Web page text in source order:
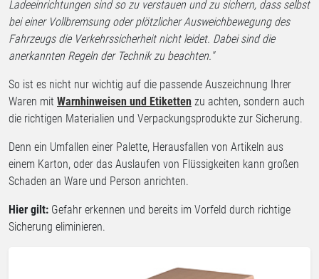
Ladeeinrichtungen sind so zu verstauen und zu sichern, dass selbst
bei einer Vollbremsung oder plötzlicher Ausweichbewegung des
Fahrzeugs die Verkehrssicherheit nicht leidet. Dabei sind die
anerkannten Regeln der Technik zu beachten."
So ist es nicht nur wichtig auf die passende Auszeichnung Ihrer
Waren mit Warnhinweisen und Etiketten zu achten, sondern auch
die richtigen Materialien und Verpackungsprodukte zur Sicherung.
Denn ein Umfallen einer Palette, Herausfallen von Artikeln aus
einem Karton, oder das Auslaufen von Flüssigkeiten kann großen
Schaden an Ware und Person anrichten.
Hier gilt: Gefahr erkennen und bereits im Vorfeld durch richtige
Sicherung eliminieren.